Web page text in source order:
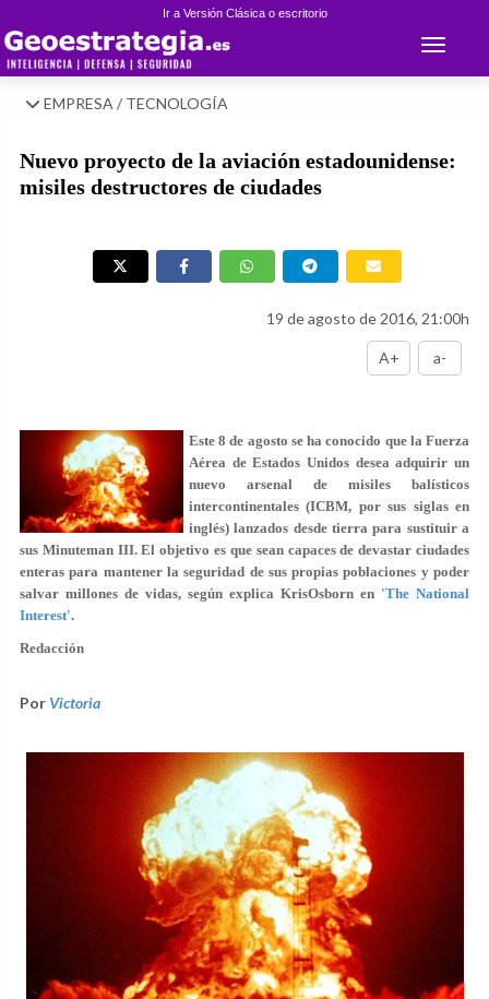
Ir a Versión Clásica o escritorio
Toggle
EMPRESA / TECNOLOGÍA
Nuevo proyecto de la aviación estadounidense:
misiles destructores de ciudades
19 de agosto de 2016, 21:00h
A+ a-
Este 8 de agosto se ha conocido que la Fuerza
Aérea de Estados Unidos desea adquirir un
nuevo arsenal de misiles balísticos
intercontinentales (ICBM, por sus siglas en
inglés) lanzados desde tierra para sustituir a
sus Minuteman III. El objetivo es que sean capaces de devastar ciudades
enteras para mantener la seguridad de sus propias poblaciones y poder
salvar millones de vidas, según explica KrisOsborn en 'The National
Interest'.
Redacción
Por Victoria